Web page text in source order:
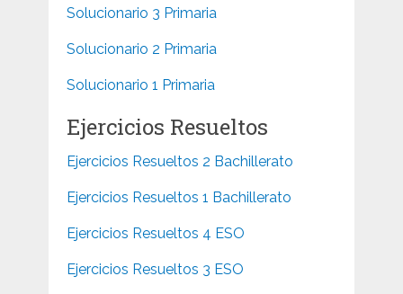
Solucionario 3 Primaria
Solucionario 2 Primaria
Solucionario 1 Primaria
Ejercicios Resueltos
Ejercicios Resueltos 2 Bachillerato
Ejercicios Resueltos 1 Bachillerato
Ejercicios Resueltos 4 ESO
Ejercicios Resueltos 3 ESO